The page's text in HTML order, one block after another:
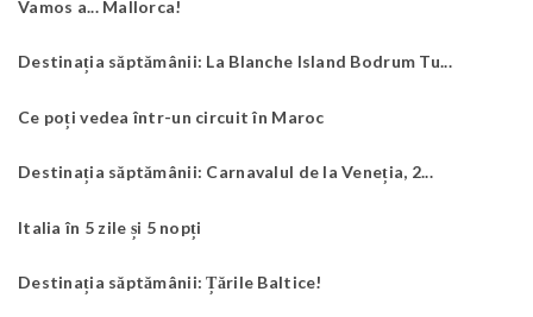
Vamos a... Mallorca!
Destinația săptămânii: La Blanche Island Bodrum Tu...
Ce poți vedea într-un circuit în Maroc
Destinația săptămânii: Carnavalul de la Veneția, 2...
Italia în 5 zile și 5 nopți
Destinația săptămânii: Țările Baltice!